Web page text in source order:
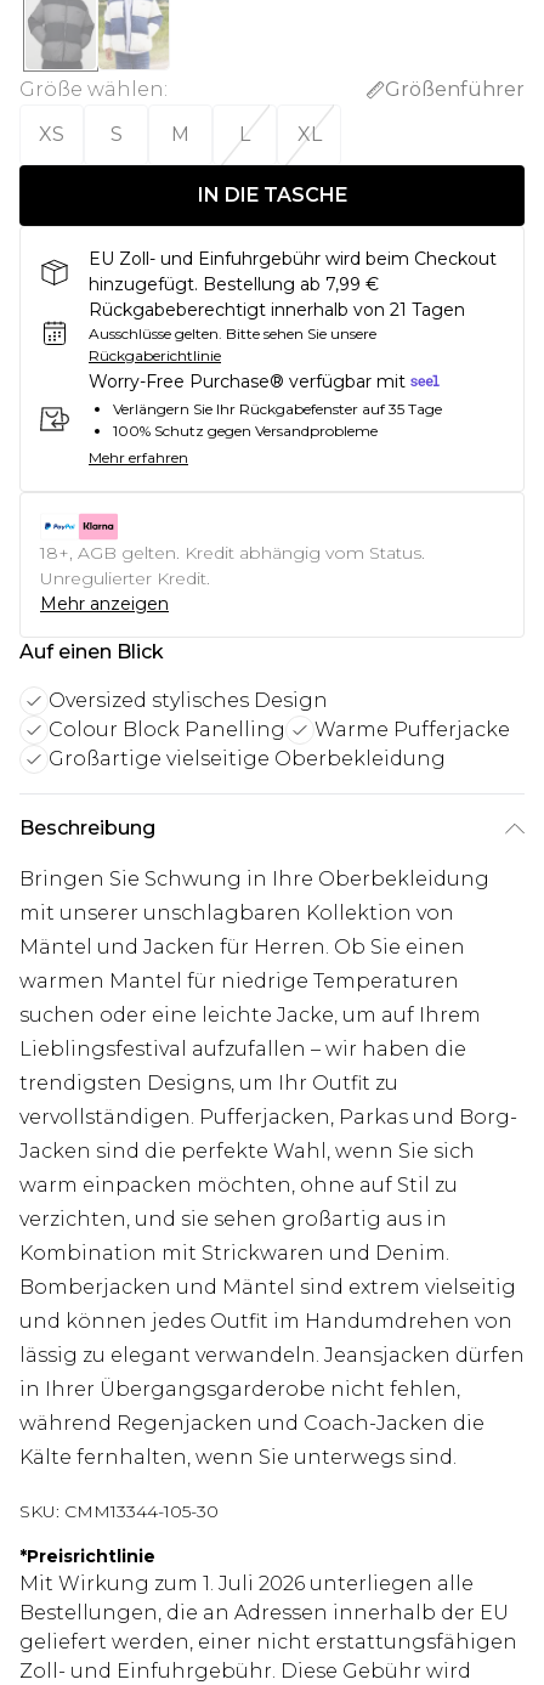
Größe wählen:
Größenführer
XS
S M L XL
IN DIE TASCHE
EU Zoll- und Einfuhrgebühr wird beim Checkout
hinzugefügt. Bestellung ab 7,99 €
Rückgabeberechtigt innerhalb von 21 Tagen
Ausschlüsse gelten. Bitte sehen Sie unsere
Rückgaberichtlinie
Worry-Free Purchase® verfügbar mit
Verlängern Sie Ihr Rückgabefenster auf 35 Tage
100% Schutz gegen Versandprobleme
Mehr erfahren
18+, AGB gelten. Kredit abhängig vom Status.
Unregulierter Kredit.
Mehr anzeigen
Auf einen Blick
Oversized stylisches Design
Colour Block Panelling
Warme Pufferjacke
Großartige vielseitige Oberbekleidung
Beschreibung
Bringen Sie Schwung in Ihre Oberbekleidung
mit unserer unschlagbaren Kollektion von
Mäntel und Jacken für Herren. Ob Sie einen
warmen Mantel für niedrige Temperaturen
suchen oder eine leichte Jacke, um auf Ihrem
Lieblingsfestival aufzufallen – wir haben die
trendigsten Designs, um Ihr Outfit zu
vervollständigen. Pufferjacken, Parkas und Borg-
Jacken sind die perfekte Wahl, wenn Sie sich
warm einpacken möchten, ohne auf Stil zu
verzichten, und sie sehen großartig aus in
Kombination mit Strickwaren und Denim.
Bomberjacken und Mäntel sind extrem vielseitig
und können jedes Outfit im Handumdrehen von
lässig zu elegant verwandeln. Jeansjacken dürfen
in Ihrer Übergangsgarderobe nicht fehlen,
während Regenjacken und Coach-Jacken die
Kälte fernhalten, wenn Sie unterwegs sind.
SKU: CMM13344-105-30
*Preisrichtlinie
Mit Wirkung zum 1. Juli 2026 unterliegen alle
Bestellungen, die an Adressen innerhalb der EU
geliefert werden, einer nicht erstattungsfähigen
Zoll- und Einfuhrgebühr. Diese Gebühr wird